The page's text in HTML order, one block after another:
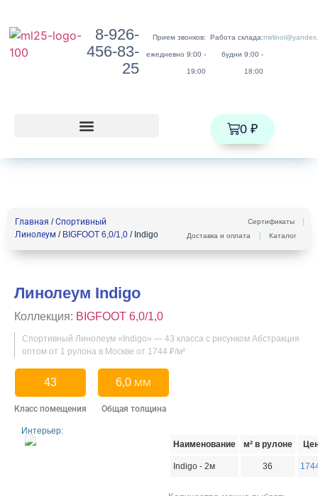
8-926-
456-83-
25
Прием звонков:
ежедневно 9:00 -
19:00
Работа склада:
будни 9:00 -
18:00
0₽
Главная /Спортивный
Линолеум / BIGFOOT 6,0/1,0 / Indigo
Сертификаты
Доставка и оплата
Каталог
Линолеум Indigo
Коллекция: BIGFOOT 6,0/1,0
Спортивный Линолеум «Indigo» — 43 класса с рисунком Абстракция
оптом от 1 рулона в Москве от 1744 ₽/м²
43
Класс помещения
6,0 мм
Общая толщина
Интерьер:
Наименование
м² в рулоне
Indigo - 2м 36